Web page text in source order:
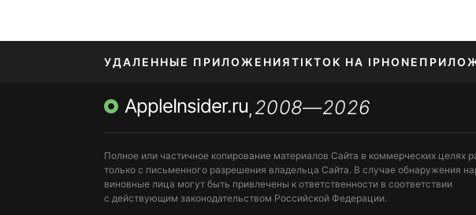
УДАЛЕННЫЕ ПРИЛОЖЕНИЯTIKTOK НА IPHONE
МЕССЕНДЖЕРЫ KAKAOTALK, B…ПОПОЛНЕНИЕ APPLE ID
AppleInsider.ru, 2008—2026
Полное или частичное копирование материалов Сайта в коммерческих целях
только с письменного разрешения владельца Сайта. В случае обнаружения
виновные лица могут быть привлечены к ответственности в соответствии
с действующим законодательством Российской Федерации.